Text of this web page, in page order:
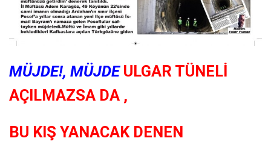
MÜJDE!, MÜJDE ULGAR TÜNELİ
AÇILMAZSA DA ,
BU KIŞ YANACAK DENEN